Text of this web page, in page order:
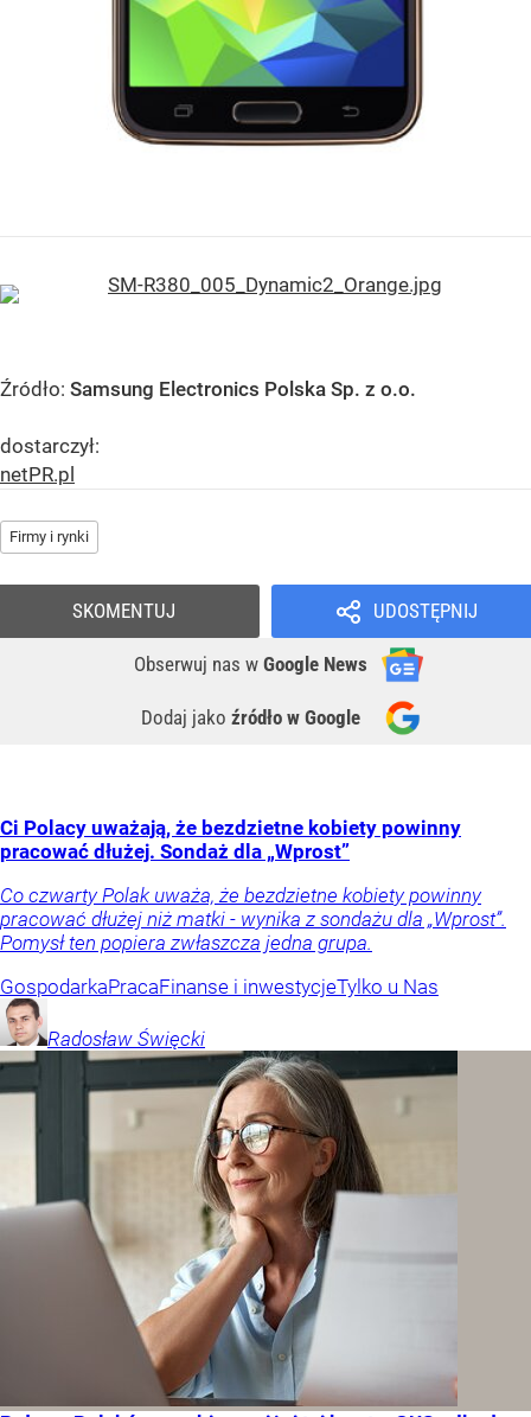
Źródło: Samsung Electronics Polska Sp. z o.o.
dostarczył:
netPR.pl
Firmy i rynki
UDOSTĘPNIJ
Obserwuj nas w Google News
Dodaj jako źródło w Google
SKOMENTUJ
Ci Polacy uważają, że bezdzietne kobiety powinny
pracować dłużej. Sondaż dla „Wprost”
Co czwarty Polak uważa, że bezdzietne kobiety powinny
pracować dłużej niż matki - wynika z sondażu dla „Wprost”.
Pomysł ten popiera zwłaszcza jedna grupa.
GospodarkaPracaFinanse i inwestycjeTylko u Nas
Radosław Święcki